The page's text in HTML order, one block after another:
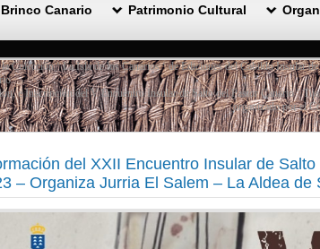
Brinco Canario Patrimonio Cultural
la Colección ‘ La Isla de los Canarios ‘ de Ediciones del Cabildo Insular
e Inscripción del V Encuentro Insular de Salto del Pastor Canario ‘
organizado por el
del XXII Encuentro Insular de
– Organiza Jurria El Salem – La Aldea